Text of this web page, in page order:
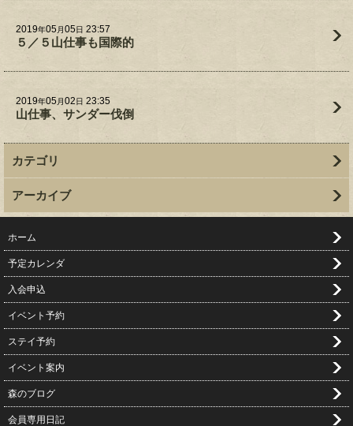
2019年05月05日 23:57
５／５山仕事も国際的
2019年05月02日 23:35
山仕事、サンダー伐倒
カテゴリ
アーカイブ
ホーム
予定カレンダ
入会申込
イベント予約
ステイ予約
イベント案内
森のブログ
会員専用日記